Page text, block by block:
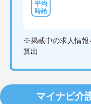
※掲載中の求人情報
算出
マイナビ介